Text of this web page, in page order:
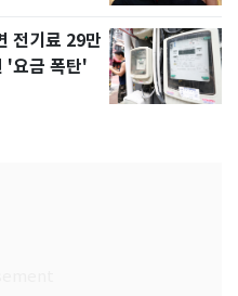
전기료 29만
요금 폭탄'